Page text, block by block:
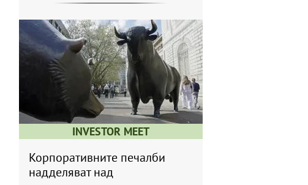
INVESTOR MEET
Корпоративните печалби
надделяват над